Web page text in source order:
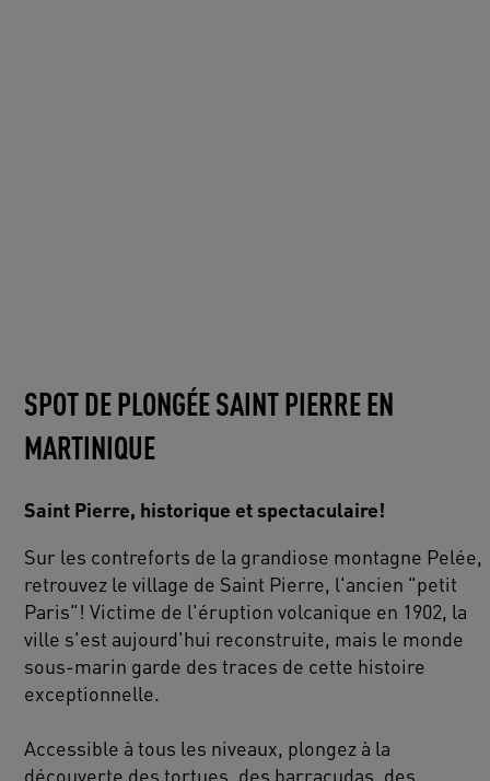
SPOT DE PLONGÉE SAINT PIERRE EN
MARTINIQUE
Saint Pierre, historique et spectaculaire!
Sur les contreforts de la grandiose montagne Pelée,
retrouvez le village de Saint Pierre, l'ancien "petit
Paris"! Victime de l'éruption volcanique en 1902, la
ville s'est aujourd'hui reconstruite, mais le monde
sous-marin garde des traces de cette histoire
exceptionnelle.
Accessible à tous les niveaux, plongez à la
découverte des tortues, des barracudas, des